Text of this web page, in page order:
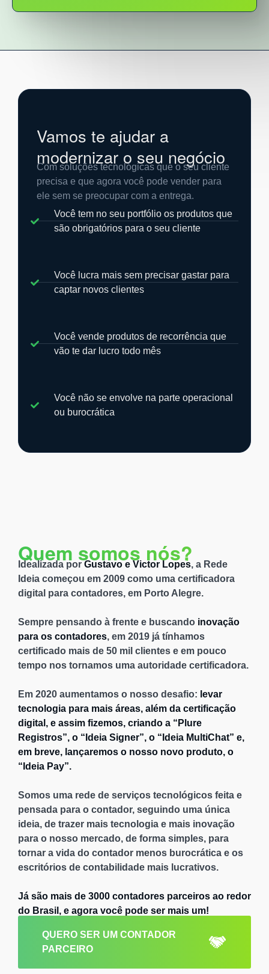
Vamos te ajudar a
modernizar o seu negócio
Com soluções tecnológicas que o seu cliente
precisa e que agora você pode vender para
ele sem se preocupar com a entrega.
Você tem no seu portfólio os produtos que
são obrigatórios para o seu cliente
Você lucra mais sem precisar gastar para
captar novos clientes
Você vende produtos de recorrência que
vão te dar lucro todo mês
Você não se envolve na parte operacional
ou burocrática
Quem somos nós?
Idealizada por Gustavo e Victor Lopes, a Rede
Ideia começou em 2009 como uma certificadora
digital para contadores, em Porto Alegre.
Sempre pensando à frente e buscando inovação
para os contadores, em 2019 já tínhamos
certificado mais de 50 mil clientes e em pouco
tempo nos tornamos uma autoridade certificadora.
Em 2020 aumentamos o nosso desafio: levar
tecnologia para mais áreas, além da certificação
digital, e assim fizemos, criando a “Plure
Registros”, o “Ideia Signer”, o “Ideia MultiChat” e,
em breve, lançaremos o nosso novo produto, o
“Ideia Pay”.
Somos uma rede de serviços tecnológicos feita e
pensada para o contador, seguindo uma única
ideia, de trazer mais tecnologia e mais inovação
para o nosso mercado, de forma simples, para
tornar a vida do contador menos burocrática e os
escritórios de contabilidade mais lucrativos.
Já são mais de 3000 contadores parceiros ao redor
do Brasil, e agora você pode ser mais um!
QUERO SER UM CONTADOR
PARCEIRO